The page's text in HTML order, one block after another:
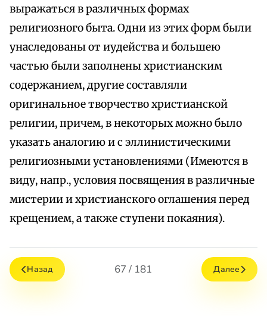
выражаться в различных формах
религиозного быта. Одни из этих форм были
унаследованы от иудейства и большею
частью были заполнены христианским
содержанием, другие составляли
оригинальное творчество христианской
религии, причем, в некоторых можно было
указать аналогию и с эллинистическими
религиозными установлениями (Имеются в
виду, напр., условия посвящения в различные
мистерии и христианского оглашения перед
крещением, а также ступени покаяния).
Назад 67 / 181 Далее